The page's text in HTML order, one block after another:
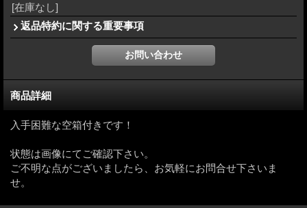
[在庫なし]
返品特約に関する重要事項
商品詳細
入手困難な空箱付きです！
状態は画像にてご確認下さい。
ご不明な点がございましたら、お気軽にお問合せ下さいま
せ。